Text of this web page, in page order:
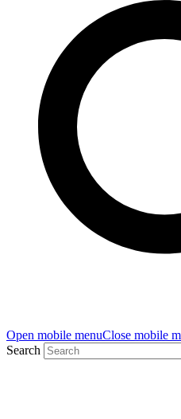
Open mobile menuClose mobile
Search